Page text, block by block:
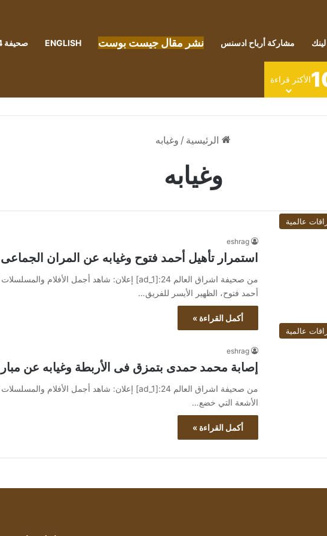
مشاركة أرباح ادسنس نشر مقال جيست بوست ENGLISH صحيفة 24 لمعلوماتك
الأكثر قراءة
الرئيسية / وغيابه
وغيابه
عالمية
eshrag
استمرار تأهيل أحمد فتوح وغيابه عن المران
أحمد فتوح، الظهير الأيسر للفريق…
أكمل القراءة »
عالمية
eshrag
إصابة محمد حمدى بتمزق فى الأربطة وغيابه عن
الأشعة التي خضع…
أكمل القراءة »